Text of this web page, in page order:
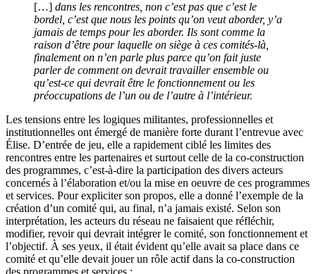
[…] dans les rencontres, non c’est pas que c’est le
bordel, c’est que nous les points qu’on veut aborder, y’a
jamais de temps pour les aborder. Ils sont comme la
raison d’être pour laquelle on siège à ces comités-là,
finalement on n’en parle plus parce qu’on fait juste
parler de comment on devrait travailler ensemble ou
qu’est-ce qui devrait être le fonctionnement ou les
préoccupations de l’un ou de l’autre à l’intérieur.
Les tensions entre les logiques militantes, professionnelles et
institutionnelles ont émergé de manière forte durant l’entrevue avec
Élise. D’entrée de jeu, elle a rapidement ciblé les limites des
rencontres entre les partenaires et surtout celle de la co-construction
des programmes, c’est-à-dire la participation des divers acteurs
concernés à l’élaboration et/ou la mise en oeuvre de ces programmes
et services. Pour expliciter son propos, elle a donné l’exemple de la
création d’un comité qui, au final, n’a jamais existé. Selon son
interprétation, les acteurs du réseau ne faisaient que réfléchir,
modifier, revoir qui devrait intégrer le comité, son fonctionnement et
l’objectif. À ses yeux, il était évident qu’elle avait sa place dans ce
comité et qu’elle devait jouer un rôle actif dans la co-construction